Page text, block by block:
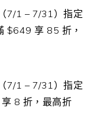
7/1 – 7/31）指定
$649 享 85 折，
7/1 – 7/31）指定
8 折，最高折